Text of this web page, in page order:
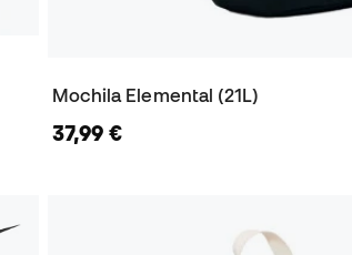
Mochila Elemental (21L)
37,99 €